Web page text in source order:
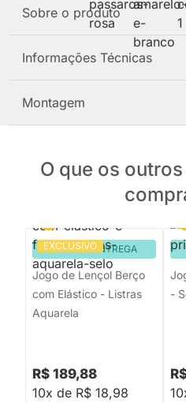
Sobre o produto
Informações Técnicas
Montagem
O que os
EXCLUSIVO
PRONTA ENTREGA
Jogo de Lençol Berço
com Elástico - Listras
Aquarela
R$ 189,88
10x de R$ 18,98
-